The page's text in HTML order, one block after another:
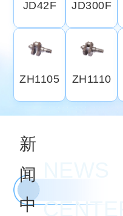
JD42F JD300F
ZH1105 ZH1110
新
闻
中 CENTER